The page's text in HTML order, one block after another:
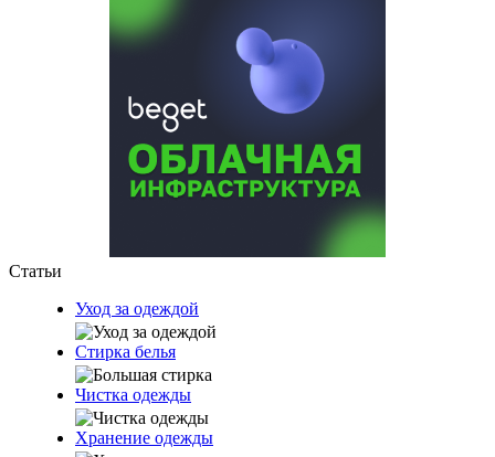
Статьи
Уход за одеждой
Стирка белья
Чистка одежды
Хранение одежды